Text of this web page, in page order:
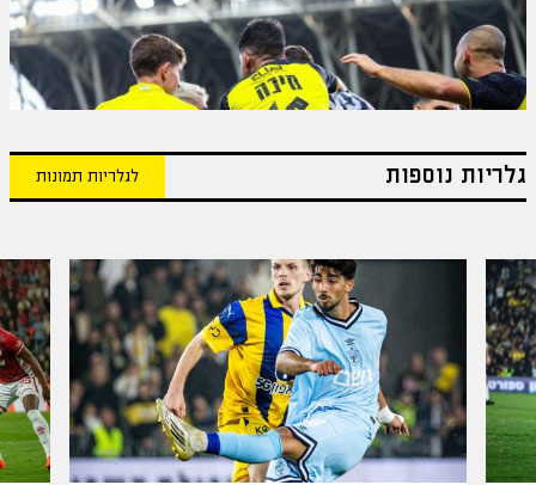
גלריות נוספות לגלריות תמונות